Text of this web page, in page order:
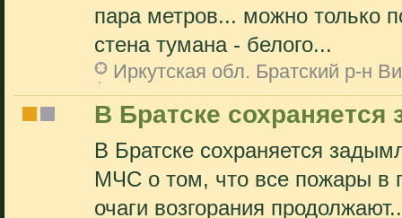
пара метров... можно только
стена тумана - белого...
Иркутская обл. Братский р-н
В Братске
В Братске сохраняется
МЧС о том, что все пожары в
очаги возгорания